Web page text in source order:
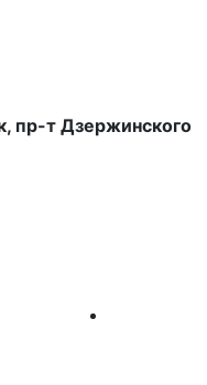
пр-т Дзержинского